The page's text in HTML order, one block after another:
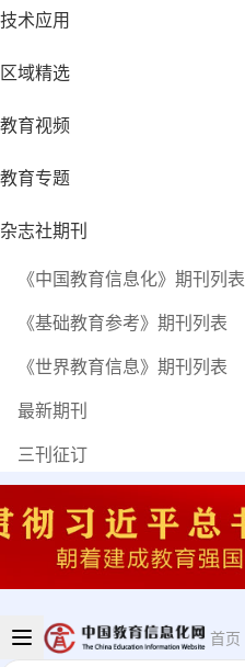
技术应用
区域精选
教育视频
教育专题
杂志社期刊
《中国教育信息化》期刊列表
《基础教育参考》期刊列表
《世界教育信息》期刊列表
最新期刊
三刊征订
首页